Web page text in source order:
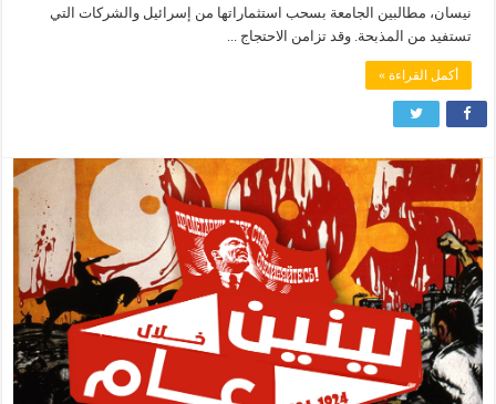
نيسان، مطالبين الجامعة بسحب استثماراتها من إسرائيل والشركات التي
تستفيد من المذبحة. وقد تزامن الاحتجاج ...
أكمل القراءة »